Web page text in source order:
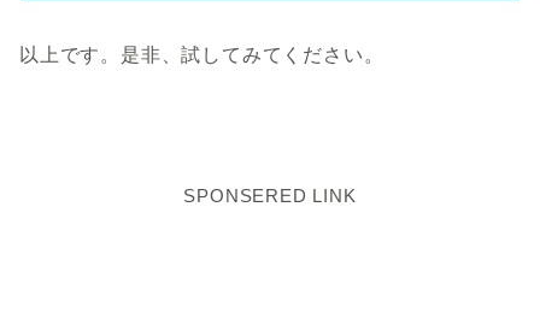
以上です。是非、試してみてください。
SPONSERED LINK